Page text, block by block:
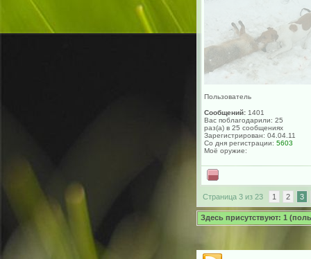
Пользователь
Сообщений: 1401
Вас поблагодарили: 25
раз(а) в 25 сообщениях
Зарегистрирован: 04.04.11
Со дня регистрации: 5603
Моё оружие:
Страница 3 из 23 1 2 3
Здесь присутствуют: 1